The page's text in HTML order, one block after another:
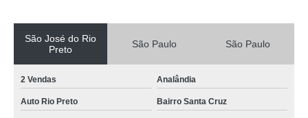
São José do Rio
Preto
São Paulo São Paulo
2 Vendas Analândia
Auto Rio Preto Bairro Santa Cruz